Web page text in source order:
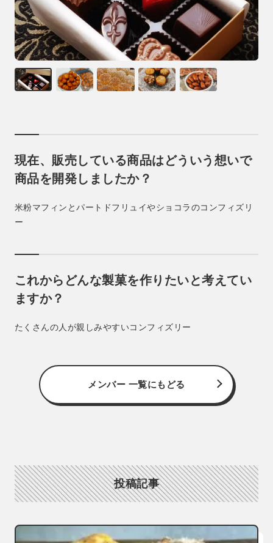
現在、販売している商品はどういう想いで
商品を開発しましたか？
米粉マフィンとパートドフリュイやショコラのコンフィズリ
ー
これからどんな製菓を作りたいと考えてい
ますか？
たくさんの人が親しみやすいコンフィズリー
メンバー 一覧にもどる
投稿記事